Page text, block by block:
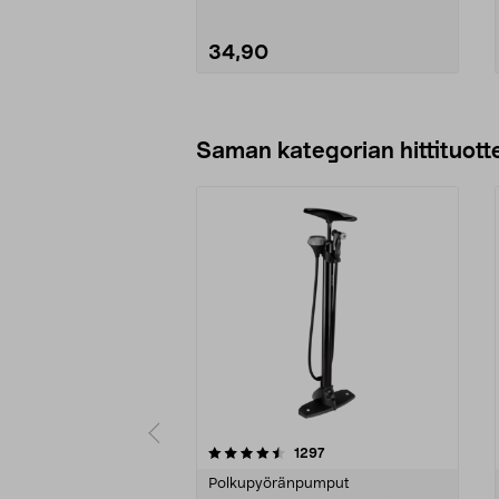
34,90
Saman kategorian
1297arvostelut
Polkupyöränpumput
4.0 viidestä